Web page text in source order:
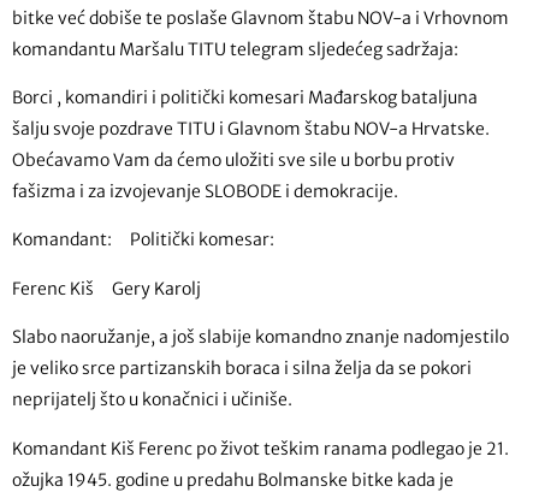
bitke već dobiše te poslaše Glavnom štabu NOV-a i Vrhovnom
komandantu Maršalu TITU telegram sljedećeg sadržaja:
Borci , komandiri i politički komesari Mađarskog bataljuna
šalju svoje pozdrave TITU i Glavnom štabu NOV-a Hrvatske.
Obećavamo Vam da ćemo uložiti sve sile u borbu protiv
fašizma i za izvojevanje SLOBODE i demokracije.
Komandant: Politički komesar:
Ferenc Kiš Gery Karolj
Slabo naoružanje, a još slabije komandno znanje nadomjestilo
je veliko srce partizanskih boraca i silna želja da se pokori
neprijatelj što u konačnici i učiniše.
Komandant Kiš Ferenc po život teškim ranama podlegao je 21.
ožujka 1945. godine u predahu Bolmanske bitke kada je